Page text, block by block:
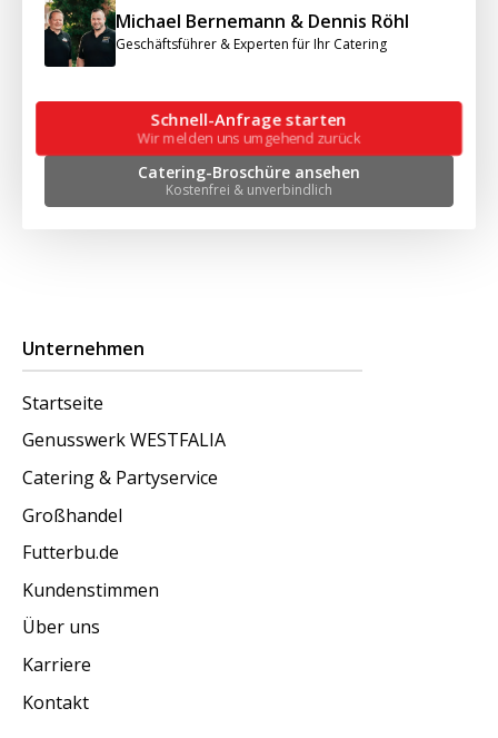
Michael Bernemann & Dennis Röhl
Geschäftsführer & Experten für Ihr Catering
Schnell-Anfrage starten
Wir melden uns umgehend zurück
Catering-Broschüre ansehen
Kostenfrei & unverbindlich
Unternehmen
Startseite
Genusswerk WESTFALIA
Catering & Partyservice
Großhandel
Futterbu.de
Kundenstimmen
Über uns
Karriere
Kontakt